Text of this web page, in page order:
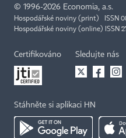
© 1996-2026 Economia, a.s.
Hospodářské noviny (print) ISSN
Hospodářské noviny (online) ISSN
Certifikováno Sledujte nás
Stáhněte si aplikaci HN